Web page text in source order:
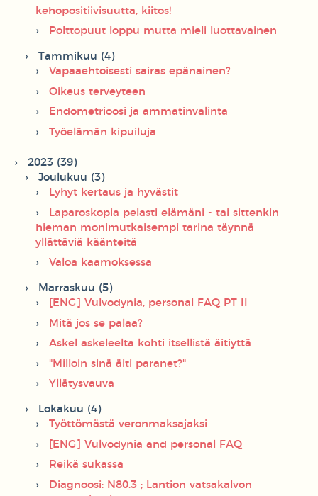
kehopositiivisuutta, kiitos!
Polttopuut loppu mutta mieli luottavainen
Tammikuu (4)
Vapaaehtoisesti sairas epänainen?
Oikeus terveyteen
Endometrioosi ja ammatinvalinta
Työelämän kipuiluja
2023 (39)
Joulukuu (3)
Lyhyt kertaus ja hyvästit
Laparoskopia pelasti elämäni - tai sittenkin
hieman monimutkaisempi tarina täynnä
yllättäviä käänteitä
Valoa kaamoksessa
Marraskuu (5)
[ENG] Vulvodynia, personal FAQ PT II
Mitä jos se palaa?
Askel askeleelta kohti itsellistä äitiyttä
"Milloin sinä äiti paranet?"
Yllätysvauva
Lokakuu (4)
Työttömästä veronmaksajaksi
[ENG] Vulvodynia and personal FAQ
Reikä sukassa
Diagnoosi: N80.3 ; Lantion vatsakalvon